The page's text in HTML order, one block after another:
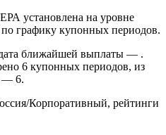
установлена на уровне
графику купонных периодов.
ближайшей выплаты — .
6 купонных периодов, из
— 6.
Корпоративный, рейтинги